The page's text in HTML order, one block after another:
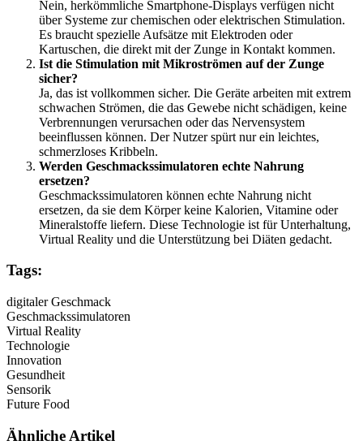
Nein, herkömmliche Smartphone-Displays verfügen nicht
über Systeme zur chemischen oder elektrischen Stimulation.
Es braucht spezielle Aufsätze mit Elektroden oder
Kartuschen, die direkt mit der Zunge in Kontakt kommen.
Ist die Stimulation mit Mikroströmen auf der Zunge
sicher?
Ja, das ist vollkommen sicher. Die Geräte arbeiten mit extrem
schwachen Strömen, die das Gewebe nicht schädigen, keine
Verbrennungen verursachen oder das Nervensystem
beeinflussen können. Der Nutzer spürt nur ein leichtes,
schmerzloses Kribbeln.
Werden Geschmackssimulatoren echte Nahrung
ersetzen?
Geschmackssimulatoren können echte Nahrung nicht
ersetzen, da sie dem Körper keine Kalorien, Vitamine oder
Mineralstoffe liefern. Diese Technologie ist für Unterhaltung,
Virtual Reality und die Unterstützung bei Diäten gedacht.
Tags:
digitaler Geschmack
Geschmackssimulatoren
Virtual Reality
Technologie
Innovation
Gesundheit
Sensorik
Future Food
Ähnliche Artikel